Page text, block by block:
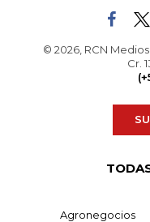
© 2026, RCN
Cr.
Agronegocios